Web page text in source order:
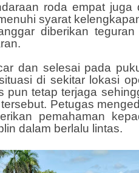
roda empat juga
syarat
diberikan
dan selesai pada
di sekitar lokasi
pun tetap terjaga
Petugas
pemahaman
dalam berlalu lintas.